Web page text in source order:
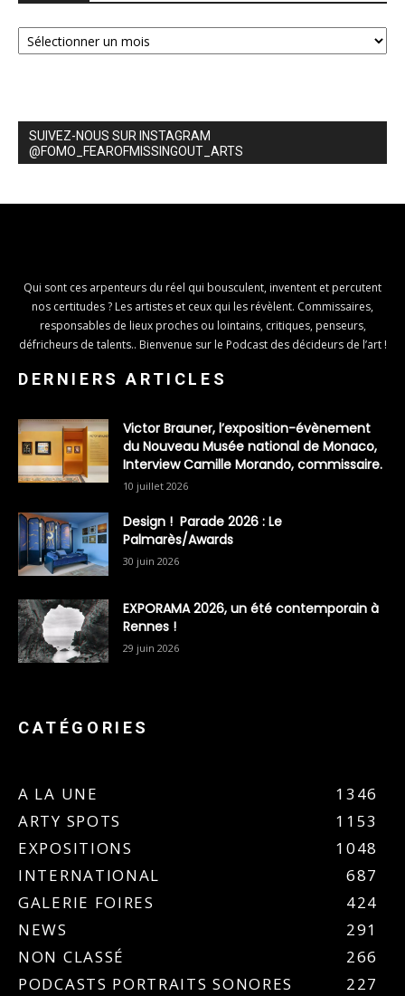
Archives
SUIVEZ-NOUS SUR INSTAGRAM
@FOMO_FEAROFMISSINGOUT_ARTS
Qui sont ces arpenteurs du réel qui bousculent, inventent et percutent
nos certitudes ? Les artistes et ceux qui les révèlent. Commissaires,
responsables de lieux proches ou lointains, critiques, penseurs,
défricheurs de talents.. Bienvenue sur le Podcast des décideurs de l’art !
DERNIERS ARTICLES
Victor Brauner, l’exposition-évènement
du Nouveau Musée national de Monaco,
Interview Camille Morando, commissaire.
10 juillet 2026
Design ! Parade 2026 : Le
Palmarès/Awards
30 juin 2026
EXPORAMA 2026, un été contemporain à
Rennes !
29 juin 2026
CATÉGORIES
A LA UNE
1346
ARTY SPOTS
1153
EXPOSITIONS
1048
INTERNATIONAL
687
GALERIE FOIRES
424
NEWS
291
NON CLASSÉ
266
PODCASTS PORTRAITS SONORES
227